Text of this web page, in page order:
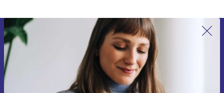
Prijavi se na newsletter!
Nikad više ne propusti ponudu.